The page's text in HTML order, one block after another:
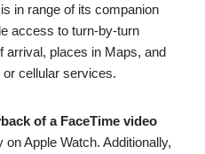
in range of its companion
access to turn-by-turn
arrival, places in Maps, and
cellular services.
of a FaceTime video
Apple Watch. Additionally,